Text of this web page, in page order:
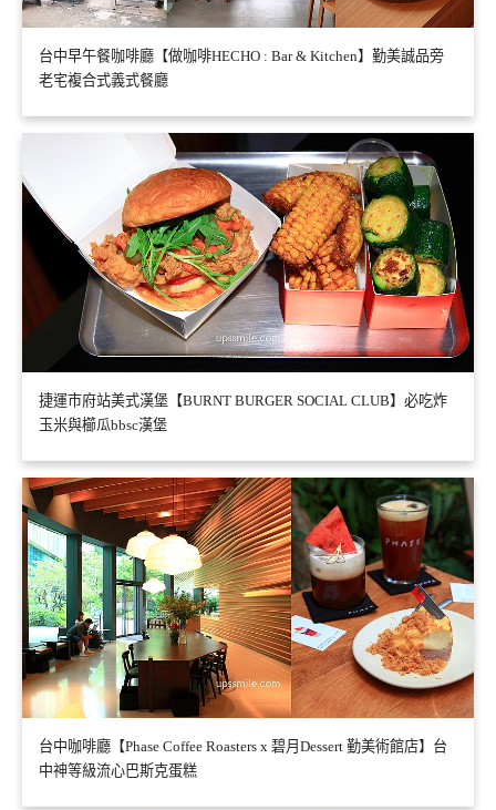
台中早午餐咖啡廳【做咖啡HECHO : Bar & Kitchen】勤美誠品旁
老宅複合式義式餐廳
捷運市府站美式漢堡【BURNT BURGER SOCIAL CLUB】必吃炸
玉米與櫛瓜bbsc漢堡
台中咖啡廳【Phase Coffee Roasters x 碧月Dessert 勤美術館店】台
中神等級流心巴斯克蛋糕